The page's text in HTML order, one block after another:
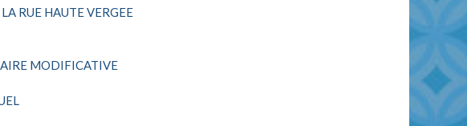
RUE HAUTE VERGEE
MODIFICATIVE